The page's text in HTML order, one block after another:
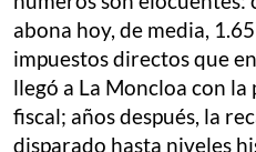
abona hoy, de media,
impuestos directos que
llegó a La Moncloa con la
fiscal; años después, la
disparado hasta niveles